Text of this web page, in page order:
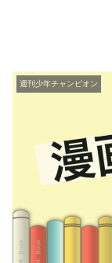
週刊少年チャンピオン